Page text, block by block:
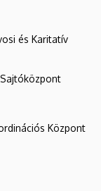
és Karitatív
Központ